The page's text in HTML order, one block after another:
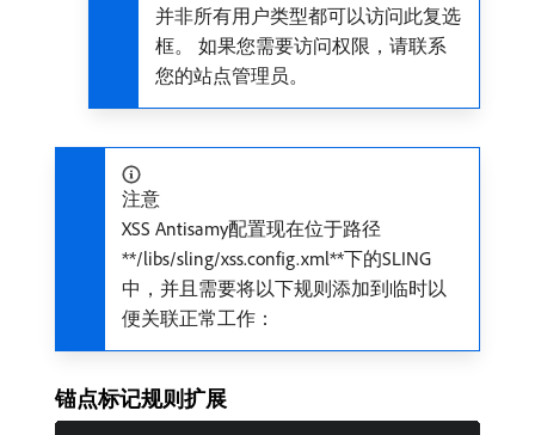
并非所有用户类型都可以访问此复选
框。 如果您需要访问权限，请联系
您的站点管理员。
注意
XSS Antisamy配置现在位于路径​
**/libs/sling/xss.config.xml**​下的SLING
中，并且需要将以下规则添加到临时以
便关联正常工作：
锚点标记规则扩展